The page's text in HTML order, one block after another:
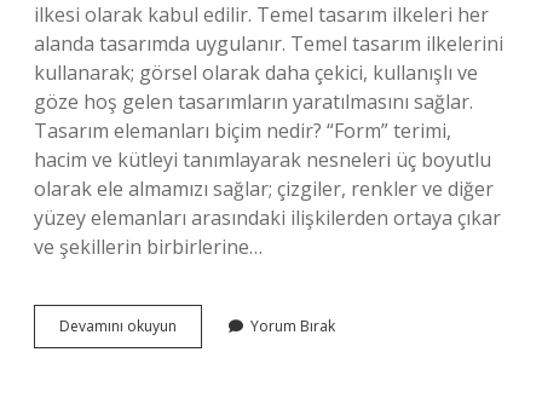
ilkesi olarak kabul edilir. Temel tasarım ilkeleri her
alanda tasarımda uygulanır. Temel tasarım ilkelerini
kullanarak; görsel olarak daha çekici, kullanışlı ve
göze hoş gelen tasarımların yaratılmasını sağlar.
Tasarım elemanları biçim nedir? “Form” terimi,
hacim ve kütleyi tanımlayarak nesneleri üç boyutlu
olarak ele almamızı sağlar; çizgiler, renkler ve diğer
yüzey elemanları arasındaki ilişkilerden ortaya çıkar
ve şekillerin birbirlerine…
Devamını okuyun Biçimsel
Tasarım
Yorum Bırak